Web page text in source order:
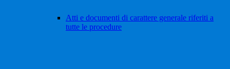
Atti e documenti di carattere generale riferiti a
tutte le procedure